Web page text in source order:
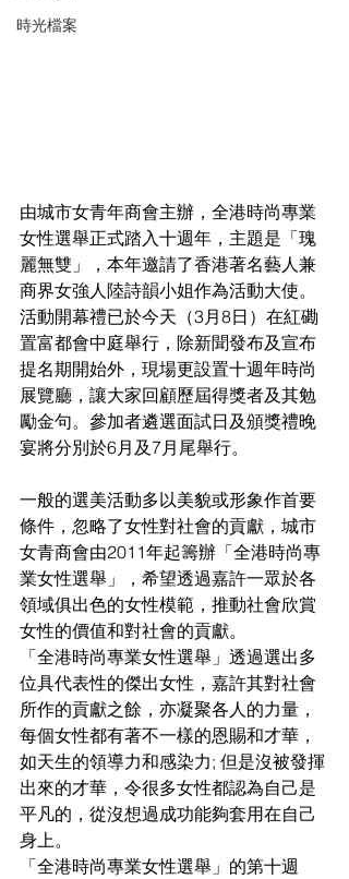
時光檔案
由城市女青年商會主辦，全港時尚專業
女性選舉正式踏入十週年，主題是「瑰
麗無雙」，本年邀請了香港著名藝人兼
商界女強人陸詩韻小姐作為活動大使。
活動開幕禮已於今天（3月8日）在紅磡
置富都會中庭舉行，除新聞發布及宣布
提名期開始外，現場更設置十週年時尚
展覽廳，讓大家回顧歷屆得獎者及其勉
勵金句。參加者遴選面試日及頒獎禮晚
宴將分別於6月及7月尾舉行。
一般的選美活動多以美貌或形象作首要
條件，忽略了女性對社會的貢獻，城市
女青商會由2011年起籌辦「全港時尚專
業女性選舉」，希望透過嘉許一眾於各
領域俱出色的女性模範，推動社會欣賞
女性的價值和對社會的貢獻。
「全港時尚專業女性選舉」透過選出多
位具代表性的傑出女性，嘉許其對社會
所作的貢獻之餘，亦凝聚各人的力量，
每個女性都有著不一樣的恩賜和才華，
如天生的領導力和感染力; 但是沒被發揮
出來的才華，令很多女性都認為自己是
平凡的，從沒想過成功能夠套用在自己
身上。
「全港時尚專業女性選舉」的第十週